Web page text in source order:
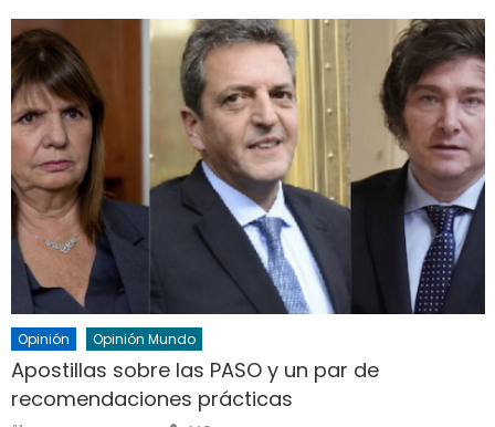
Opinión Opinión Mundo
Apostillas sobre las PASO y un par de
recomendaciones prácticas